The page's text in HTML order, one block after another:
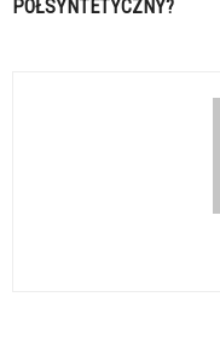
PÓŁSYNTETYCZNY?